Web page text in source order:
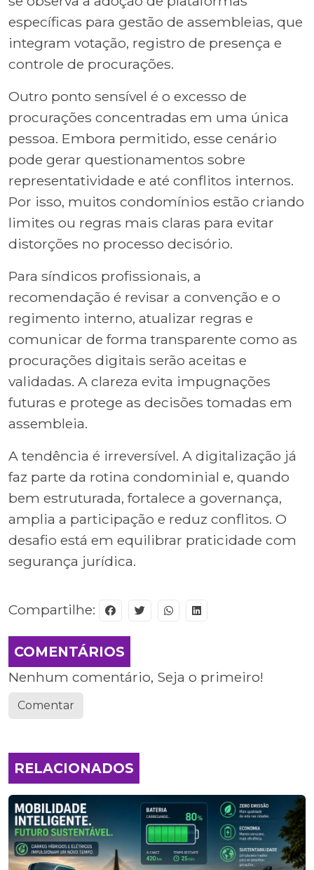
específicas para gestão de assembleias, que
integram votação, registro de presença e
controle de procurações.
Outro ponto sensível é o excesso de
procurações concentradas em uma única
pessoa. Embora permitido, esse cenário
pode gerar questionamentos sobre
representatividade e até conflitos internos.
Por isso, muitos condomínios estão criando
limites ou regras mais claras para evitar
distorções no processo decisório.
Para síndicos profissionais, a
recomendação é revisar a convenção e o
regimento interno, atualizar regras e
comunicar de forma transparente como as
procurações digitais serão aceitas e
validadas. A clareza evita impugnações
futuras e protege as decisões tomadas em
assembleia.
A tendência é irreversível. A digitalização já
faz parte da rotina condominial e, quando
bem estruturada, fortalece a governança,
amplia a participação e reduz conflitos. O
desafio está em equilibrar praticidade com
segurança jurídica.
Compartilhe:
COMENTÁRIOS
Nenhum comentário, Seja o primeiro!
Comentar
RELACIONADOS